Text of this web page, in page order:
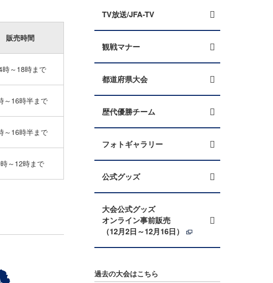
販売時間
時～18時まで
～16時半まで
～16時半まで
～12時まで
TV放送/JFA-TV
観戦マナー
都道府県大会
歴代優勝チーム
フォトギャラリー
公式グッズ
大会公式グッズ
オンライン事前販売
（12月2日～12月16日）
過去の大会はこちら